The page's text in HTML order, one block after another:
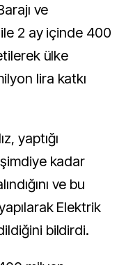
ve
2 ay içinde 400
ülke
lira katkı
yaptığı
şimdiye kadar
ve bu
Elektrik
bildirdi.